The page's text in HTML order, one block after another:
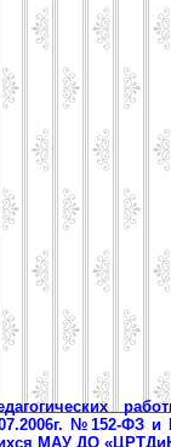
№152-ФЗ
МАУ ДО